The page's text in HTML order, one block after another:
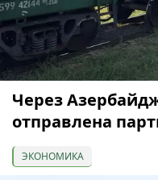
Через
отправлена
ЭКОНОМИКА